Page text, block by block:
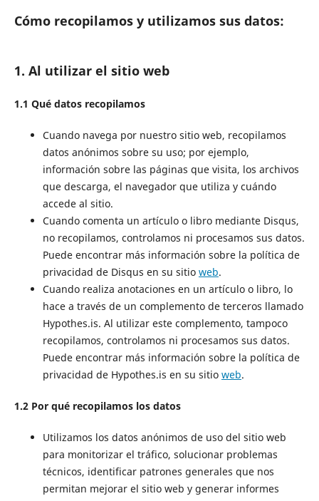
Cómo recopilamos y utilizamos sus datos:
1. Al utilizar el sitio web
1.1 Qué datos recopilamos
Cuando navega por nuestro sitio web, recopilamos
datos anónimos sobre su uso; por ejemplo,
información sobre las páginas que visita, los archivos
que descarga, el navegador que utiliza y cuándo
accede al sitio.
Cuando comenta un artículo o libro mediante Disqus,
no recopilamos, controlamos ni procesamos sus datos.
Puede encontrar más información sobre la política de
privacidad de Disqus en su sitio web.
Cuando realiza anotaciones en un artículo o libro, lo
hace a través de un complemento de terceros llamado
Hypothes.is. Al utilizar este complemento, tampoco
recopilamos, controlamos ni procesamos sus datos.
Puede encontrar más información sobre la política de
privacidad de Hypothes.is en su sitio web.
1.2 Por qué recopilamos los datos
Utilizamos los datos anónimos de uso del sitio web
para monitorizar el tráfico, solucionar problemas
técnicos, identificar patrones generales que nos
permitan mejorar el sitio web y generar informes